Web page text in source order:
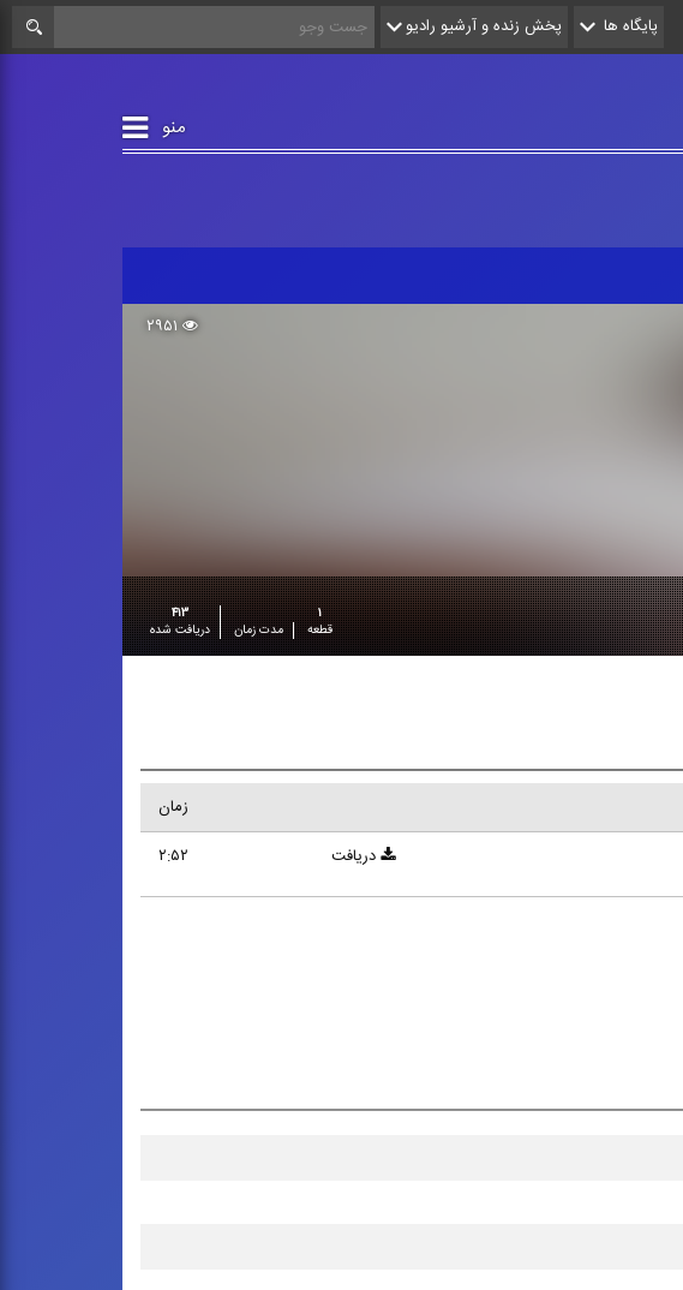
پایگاه ها پخش زنده و آرشیو رادیو
منو
۲۹۵۱
۱
قطعه
مدت زمان
۴۱۳
دریافت شده
زمان
۲:۵۲ دریافت